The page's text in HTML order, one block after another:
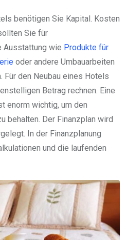
benötigen Sie Kapital. Kosten
Sie für
Ausstattung wie Produkte für
oder andere Umbauarbeiten
Für den Neubau eines Hotels
Betrag rechnen. Eine
enorm wichtig, um den
behalten. Der Finanzplan wird
In der Finanzplanung
und die laufenden